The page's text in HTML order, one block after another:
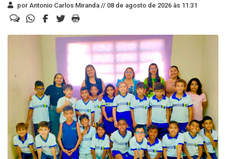
por Antonio Carlos Miranda // 08 de agosto de 2026 às 11:31